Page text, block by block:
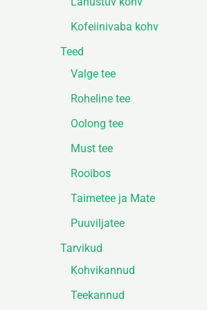
Kofeiinivaba kohv
Teed
Valge tee
Roheline tee
Oolong tee
Must tee
Rooibos
Taimetee ja Mate
Puuviljatee
Tarvikud
Kohvikannud
Teekannud